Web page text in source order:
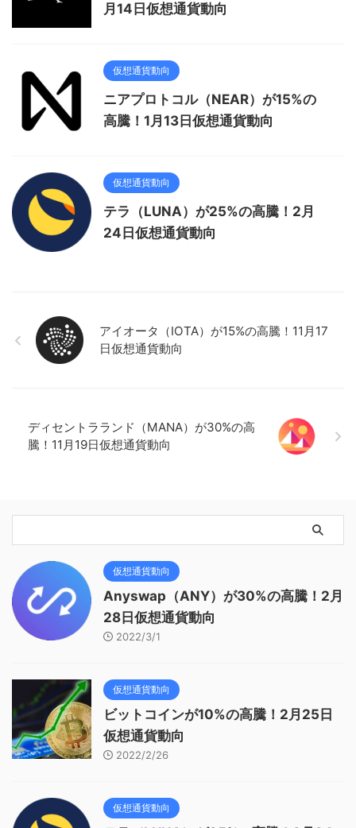
月14日仮想通貨動向
仮想通貨動向
ニアプロトコル（NEAR）が15%の
高騰！1月13日仮想通貨動向
仮想通貨動向
テラ（LUNA）が25%の高騰！2月
24日仮想通貨動向
アイオータ（IOTA）が15%の高騰！11月17
日仮想通貨動向
ディセントラランド（MANA）が30%の高
騰！11月19日仮想通貨動向
仮想通貨動向
Anyswap（ANY）が30%の高騰！2月
28日仮想通貨動向
2022/3/1
仮想通貨動向
ビットコインが10%の高騰！2月25日
仮想通貨動向
2022/2/26
仮想通貨動向